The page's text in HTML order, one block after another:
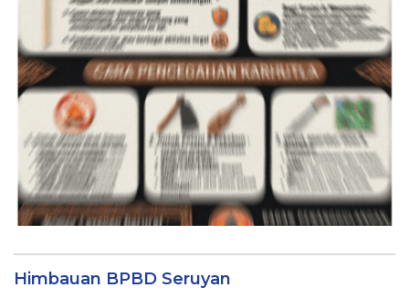
Himbauan BPBD Seruyan